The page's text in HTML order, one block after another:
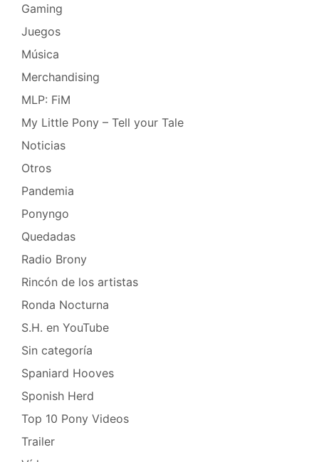
Gaming
Juegos
Música
Merchandising
MLP: FiM
My Little Pony – Tell your Tale
Noticias
Otros
Pandemia
Ponyngo
Quedadas
Radio Brony
Rincón de los artistas
Ronda Nocturna
S.H. en YouTube
Sin categoría
Spaniard Hooves
Sponish Herd
Top 10 Pony Videos
Trailer